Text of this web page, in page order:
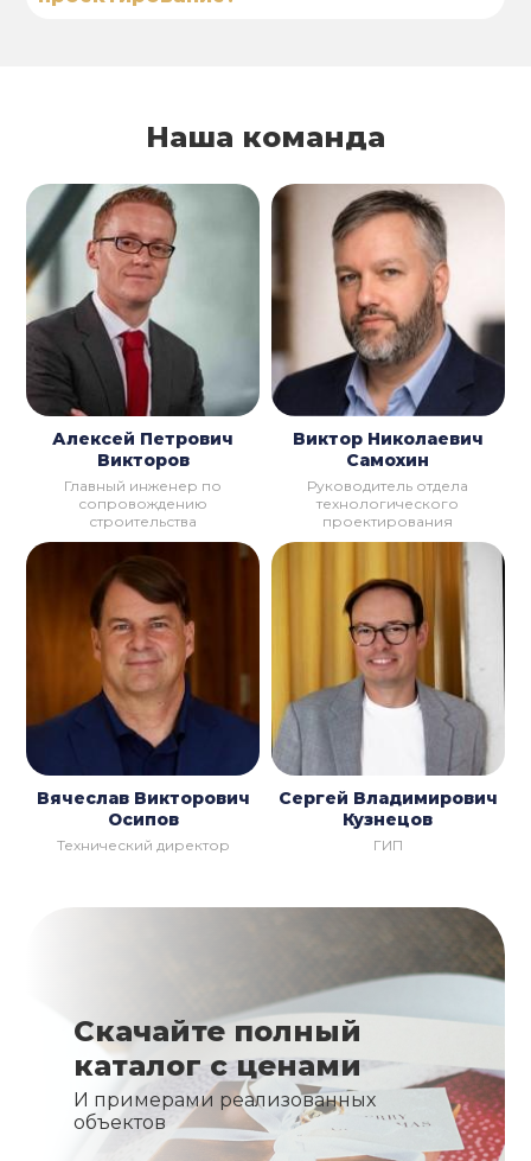
Наша команда
Алексей Петрович
Викторов
Главный инженер по
сопровождению
строительства
Виктор Николаевич
Самохин
Руководитель отдела
технологического
проектирования
Вячеслав Викторович
Осипов
Технический директор
Сергей Владимирович
Кузнецов
ГИП
Скачайте полный
каталог с ценами
И примерами реализованных
объектов